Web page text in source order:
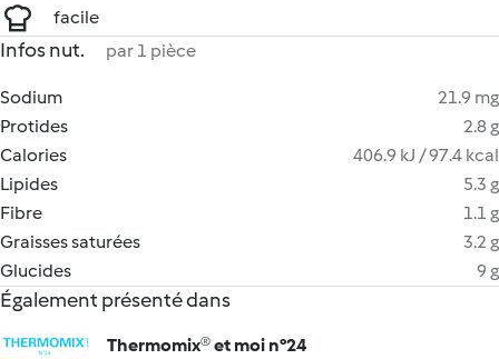
facile
Infos nut. par 1 pièce
Sodium
21.9 mg
Protides
2.8 g
Calories
406.9 kJ / 97.4 kcal
Lipides
5.3 g
Fibre
1.1 g
Graisses saturées
3.2 g
Glucides
9 g
Également présenté dans
Thermomix® et moi n°24